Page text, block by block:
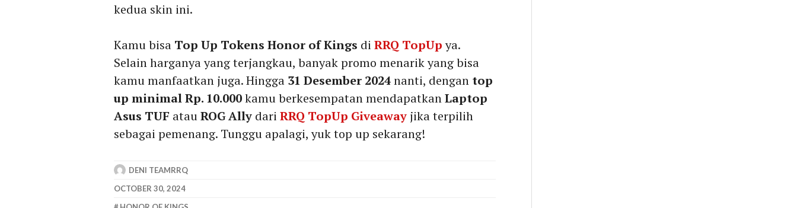
kedua skin ini.
Kamu bisa Top Up Tokens Honor of Kings di RRQ TopUpya.
Selain harganya yang terjangkau, banyak promo menarik yang bisa
kamu manfaatkan juga. Hingga 31 Desember 2024nanti, dengan top
up minimal Rp. 10.000kamu berkesempatan mendapatkanLaptop
Asus TUF atauROG Ally dari RRQ TopUp Giveaway jika terpilih
sebagai pemenang. Tunggu apalagi, yuk top up sekarang!
DENI TEAMRRQ
OCTOBER 30, 2024